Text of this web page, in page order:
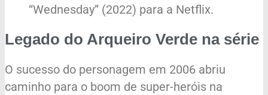
“Wednesday” (2022) para a Netflix.
Legado do Arqueiro Verde na série
O sucesso do personagem em 2006 abriu
caminho para o boom de super-heróis na